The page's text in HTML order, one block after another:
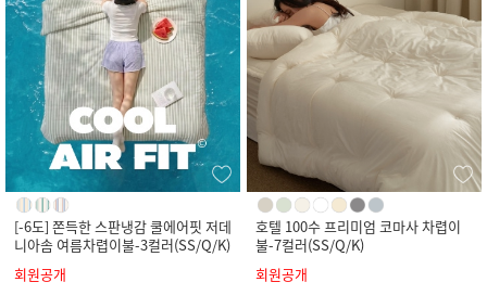
[-6도] 쫀득한 스판냉감 쿨에어핏 저데
니아솜 여름차렵이불-3컬러(SS/Q/K)
회원공개
호텔 100수 프리미엄 코마사 차렵이
불-7컬러(SS/Q/K)
회원공개